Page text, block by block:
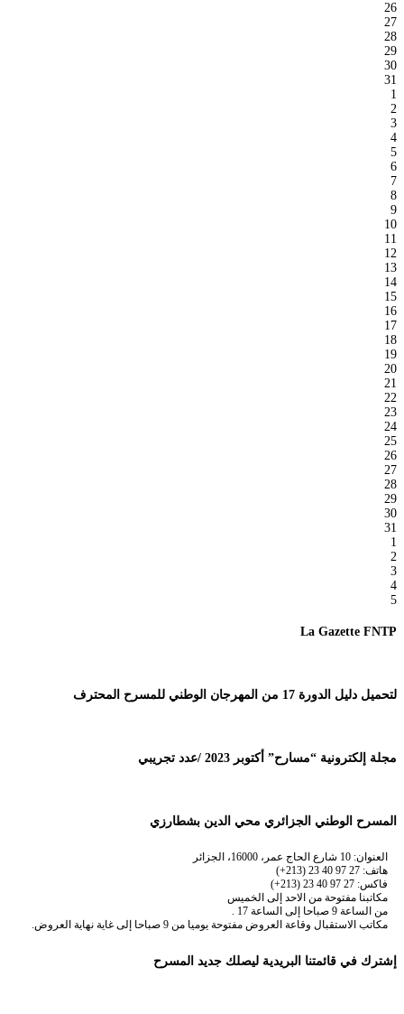
26
27
28
29
30
31
1
2
3
4
5
6
7
8
9
10
11
12
13
14
15
16
17
18
19
20
21
22
23
24
25
26
27
28
29
30
31
1
2
3
4
5
La Gazette FNTP
لتحميل دليل الدورة 17 من المهرجان الوطني للمسرح المحترف
مجلة إلكترونية “مسارح” أكتوبر 2023 /عدد تجريبي
المسرح الوطني الجزائري محي الدين بشطارزي
العنوان: 10 شارع الحاج عمر، 16000، الجزائر
هاتف: 27 97 40 23 (213+)
فاكس: 27 97 40 23 (213+)
مكاتبنا مفتوحة من الاحد إلى الخميس
من الساعة 9 صباحا إلى الساعة 17 .
مكاتب الاستقبال وقاعة العروض مفتوحة يوميا من 9 صباحا إلى غاية نهاية العروض.
إشترك في قائمتنا البريدية ليصلك جديد المسرح